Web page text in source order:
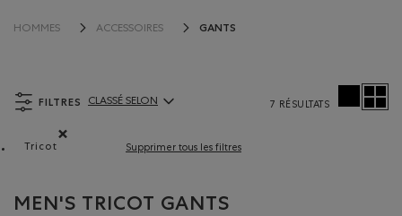
HOMMES ACCESSOIRES GANTS
FILTRES
Tricot
Supprimer tous les filtres
ClassÃ© selon Articles:
CLASSÉ SELON 7 RÉSULTATS
MEN'S TRICOT GANTS